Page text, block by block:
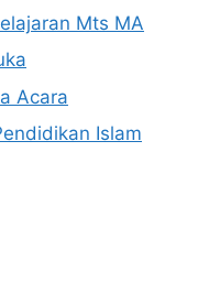
Mts MA
Acara
Islam